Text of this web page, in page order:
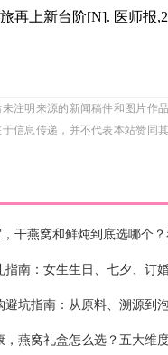
再上新台阶[N]. 医师报
注明来源的新闻稿件和图片作
信息传递，并不代表本站赞同
，燕窝礼盒怎么选？五大维